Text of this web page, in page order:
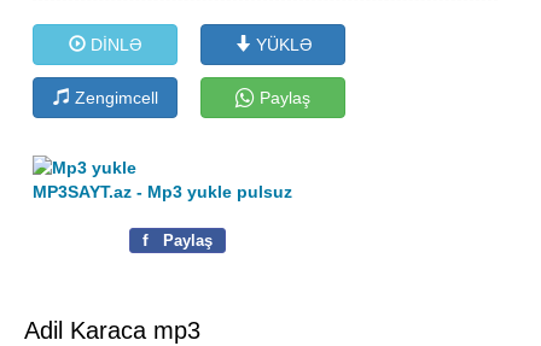
DİNLƏ YÜKLƏ
Zengimcell Paylaş
MP3SAYT.az - Mp3 yukle pulsuz
f Paylaş
Adil Karaca mp3